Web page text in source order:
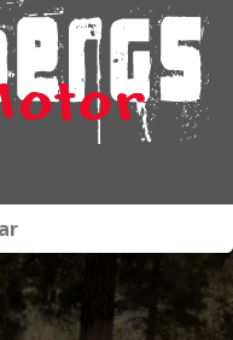
Fordon i lager